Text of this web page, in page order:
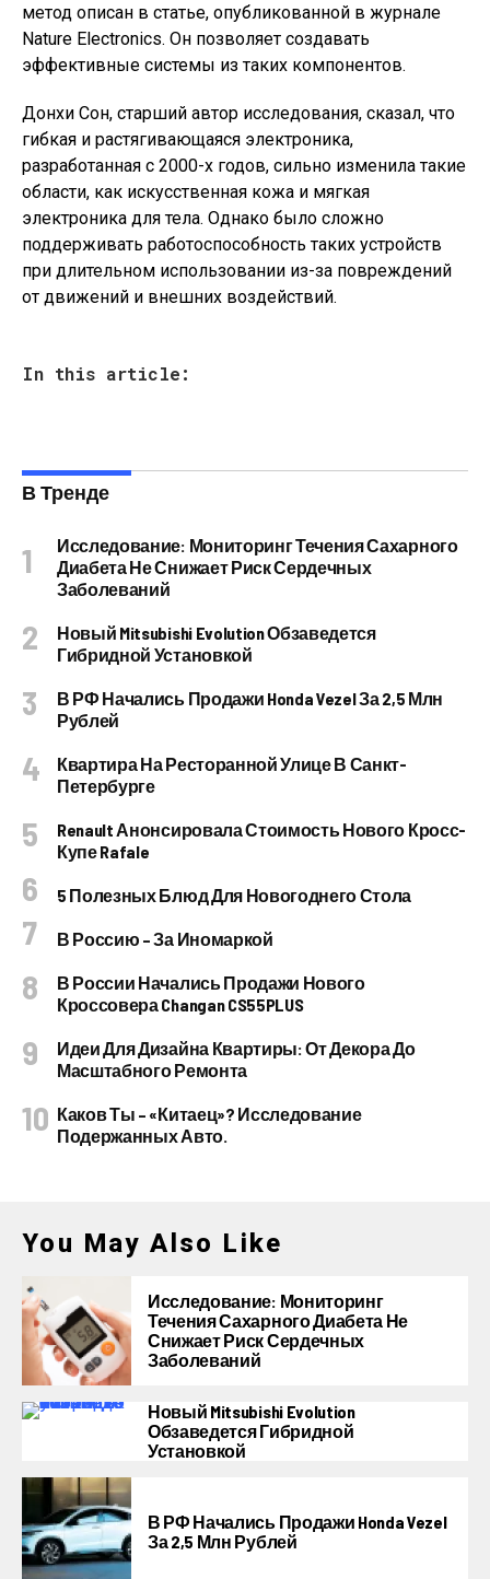
метод описан в статье, опубликованной в журнале
Nature Electronics. Он позволяет создавать
эффективные системы из таких компонентов.
Донхи Сон, старший автор исследования, сказал, что
гибкая и растягивающаяся электроника,
разработанная с 2000-х годов, сильно изменила такие
области, как искусственная кожа и мягкая
электроника для тела. Однако было сложно
поддерживать работоспособность таких устройств
при длительном использовании из-за повреждений
от движений и внешних воздействий.
In this article:
В Тренде
Исследование: Мониторинг Течения Сахарного
Диабета Не Снижает Риск Сердечных
Заболеваний
Новый Mitsubishi Evolution Обзаведется
Гибридной Установкой
В РФ Начались Продажи Honda Vezel За 2,5 Млн
Рублей
Квартира На Ресторанной Улице В Санкт-
Петербурге
Renault Анонсировала Стоимость Нового Кросс-
Купе Rafale
5 Полезных Блюд Для Новогоднего Стола
В Россию – За Иномаркой
В России Начались Продажи Нового
Кроссовера Changan CS55PLUS
Идеи Для Дизайна Квартиры: От Декора До
Масштабного Ремонта
Каков Ты – «китаец»? Исследование
Подержанных Авто.
You May Also Like
Исследование: Мониторинг
Течения Сахарного Диабета Не
Снижает Риск Сердечных
Заболеваний
Новый Mitsubishi Evolution
Обзаведется Гибридной
Установкой
В РФ Начались Продажи Honda Vezel
За 2,5 Млн Рублей